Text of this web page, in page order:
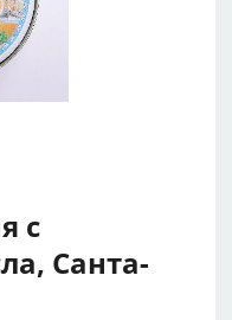
с
Санта-